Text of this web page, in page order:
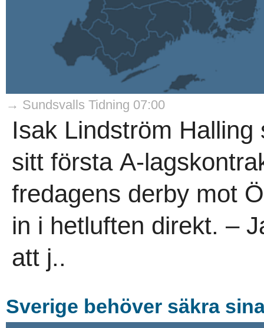
→ Sundsvalls Tidning 07:00
Isak Lindström
sitt första A-
fredagens derby mot
in i hetluften direkt. –
att j..
Sverige behöver säkra